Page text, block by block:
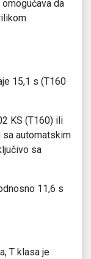
da
15,1 s (T160
KS (T160) ili
sa automatskim
sa
11,6 s
T klasa je